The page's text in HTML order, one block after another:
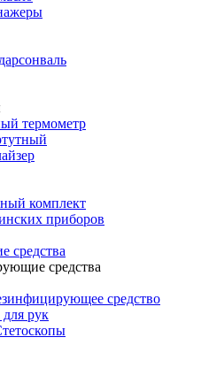
термометр
комплект
приборов
средства
средства
средство
рук